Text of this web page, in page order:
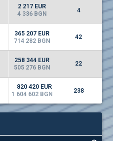
технолоджи
1 7100
3 3444BGN
0 5850EUR
1441
11442
2 217 EUR
4 336 BGN
4
365 207 EUR
714 282 BGN
42
258 344 EUR
505 276 BGN
22
820 420 EUR
1 604 602 BGN
238